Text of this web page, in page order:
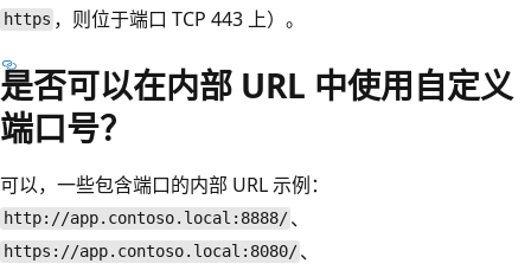
https ，则位于端口 TCP 443 上）。
是否可以在内部 URL 中使用自定义
端口号？
可以，一些包含端口的内部 URL 示例：
http://app.contoso.local:8888/ 、
https://app.contoso.local:8080/ 、